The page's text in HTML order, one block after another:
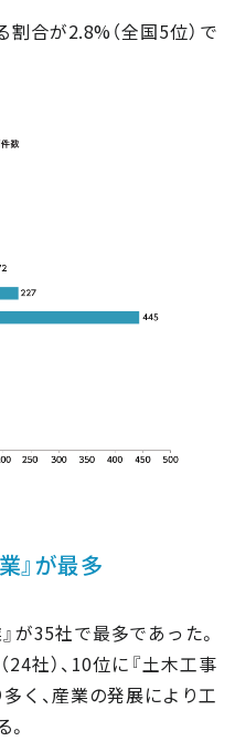
割合が2.8%（全国5位）で
』が最多
が35社で最多であった。
社）、10位に『土木工事
多く、産業の発展により工